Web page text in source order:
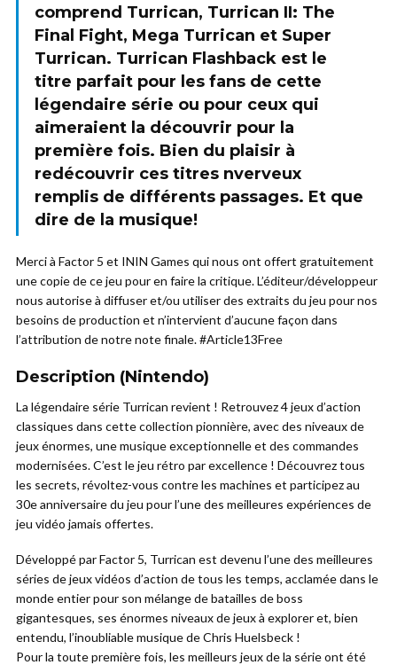
comprend Turrican, Turrican II: The
Final Fight, Mega Turrican et Super
Turrican. Turrican Flashback est le
titre parfait pour les fans de cette
légendaire série ou pour ceux qui
aimeraient la découvrir pour la
première fois. Bien du plaisir à
redécouvrir ces titres nverveux
remplis de différents passages. Et que
dire de la musique!
Merci à Factor 5 et ININ Games qui nous ont offert gratuitement
une copie de ce jeu pour en faire la critique. L’éditeur/développeur
nous autorise à diffuser et/ou utiliser des extraits du jeu pour nos
besoins de production et n’intervient d’aucune façon dans
l’attribution de notre note finale. #Article13Free
Description (Nintendo)
La légendaire série Turrican revient ! Retrouvez 4 jeux d’action
classiques dans cette collection pionnière, avec des niveaux de
jeux énormes, une musique exceptionnelle et des commandes
modernisées. C’est le jeu rétro par excellence ! Découvrez tous
les secrets, révoltez-vous contre les machines et participez au
30e anniversaire du jeu pour l’une des meilleures expériences de
jeu vidéo jamais offertes.
Développé par Factor 5, Turrican est devenu l’une des meilleures
séries de jeux vidéos d’action de tous les temps, acclamée dans le
monde entier pour son mélange de batailles de boss
gigantesques, ses énormes niveaux de jeux à explorer et, bien
entendu, l’inoubliable musique de Chris Huelsbeck !
Pour la toute première fois, les meilleurs jeux de la série ont été